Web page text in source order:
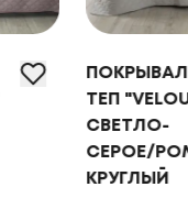
ТЕП
СВЕТЛО-
СЕРОЕ/
КРУГЛЫЙ